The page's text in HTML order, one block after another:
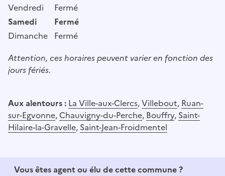
Vendredi
Fermé
Samedi
Fermé
Dimanche Fermé
Attention, ces horaires peuvent varier en fonction des
jours fériés.
Aux alentours : La Ville-aux-Clercs,Villebout, Ruan-
sur-Egvonne, Chauvigny-du-Perche, Bouffry, Saint-
Hilaire-la-Gravelle, Saint-Jean-Froidmentel
Vous êtes agent ou élu de cette commune ?